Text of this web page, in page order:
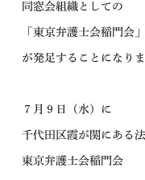
同窓会組織としての
「東京弁護士会稲門会」
が発足することになりま
７月９日（水）に
千代田区霞が関にある
東京弁護士会稲門会